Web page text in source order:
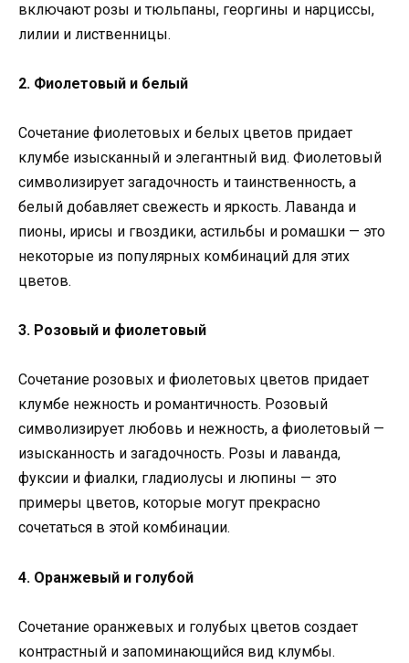
включают розы и тюльпаны, георгины и нарциссы,
лилии и лиственницы.
2. Фиолетовый и белый
Сочетание фиолетовых и белых цветов придает
клумбе изысканный и элегантный вид. Фиолетовый
символизирует загадочность и таинственность, а
белый добавляет свежесть и яркость. Лаванда и
пионы, ирисы и гвоздики, астильбы и ромашки — это
некоторые из популярных комбинаций для этих
цветов.
3. Розовый и фиолетовый
Сочетание розовых и фиолетовых цветов придает
клумбе нежность и романтичность. Розовый
символизирует любовь и нежность, а фиолетовый —
изысканность и загадочность. Розы и лаванда,
фуксии и фиалки, гладиолусы и люпины — это
примеры цветов, которые могут прекрасно
сочетаться в этой комбинации.
4. Оранжевый и голубой
Сочетание оранжевых и голубых цветов создает
контрастный и запоминающийся вид клумбы.